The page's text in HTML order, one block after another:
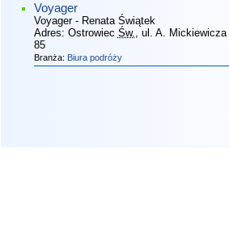
Voyager
Voyager - Renata Świątek
Adres: Ostrowiec Św. , ul. A. Mickiewicza
85
Branża: Biura podróży